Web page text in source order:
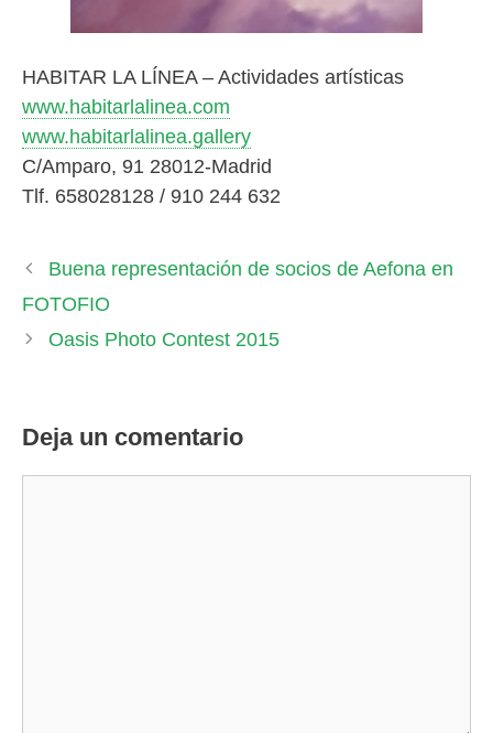
HABITAR LA LÍNEA – Actividades artísticas
www.habitarlalinea.com
www.habitarlalinea.gallery
C/Amparo, 91 28012-Madrid
Tlf. 658028128 / 910 244 632
Buena representación de socios de Aefona en
FOTOFIO
Oasis Photo Contest 2015
Deja un comentario